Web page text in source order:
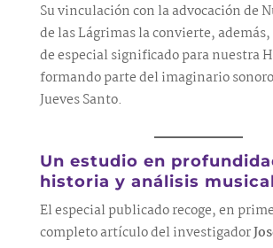
Su vinculación con la advocación de
de las Lágrimas la convierte,
de especial significado para nuestra
formando parte del imaginario
Jueves Santo.
Un estudio en
historia y análisis
El especial publicado recoge, en
completo artículo del investigador